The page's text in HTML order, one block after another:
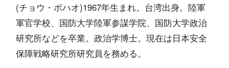
(チョウ・ボハオ)1967年生まれ。台湾出身。陸軍
軍官学校、国防大学陸軍参謀学院、国防大学政治
研究所などを卒業。政治学博士。現在は日本安全
保障戦略研究所研究員を務める。